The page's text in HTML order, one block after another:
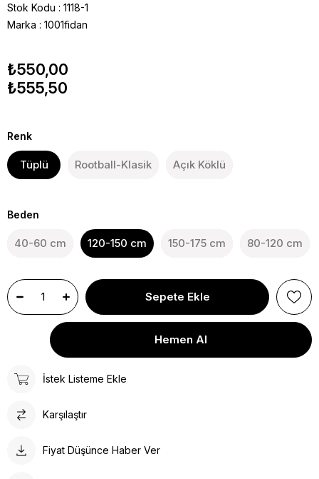
Stok Kodu
1118-1
Marka : 1001fidan
₺550,00
₺555,50
Renk
Tüplü Rootball-Klasik Açık Köklü
Beden
40-60 cm 120-150 cm 150-175 cm 80-120 cm
İstek Listeme Ekle
Karşılaştır
Fiyat Düşünce Haber Ver